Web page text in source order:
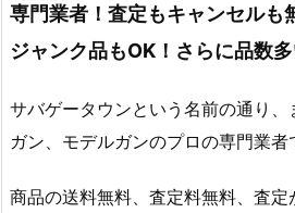
専門業者！査定もキャンセルも
ジャンク品もOK！さらに品数
サバゲータウンという名前の通り
ガン、モデルガンのプロの専門業者
商品の送料無料、査定料無料、査